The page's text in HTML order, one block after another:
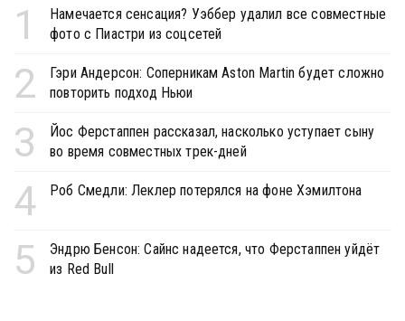
1
Намечается сенсация? Уэббер удалил все совместные
фото с Пиастри из соцсетей
2
Гэри Андерсон: Соперникам Aston Martin будет сложно
повторить подход Ньюи
3
Йос Ферстаппен рассказал, насколько уступает сыну
во время совместных трек-дней
4 Роб Смедли: Леклер потерялся на фоне Хэмилтона
5
Эндрю Бенсон: Сайнс надеется, что Ферстаппен уйдёт
из Red Bull